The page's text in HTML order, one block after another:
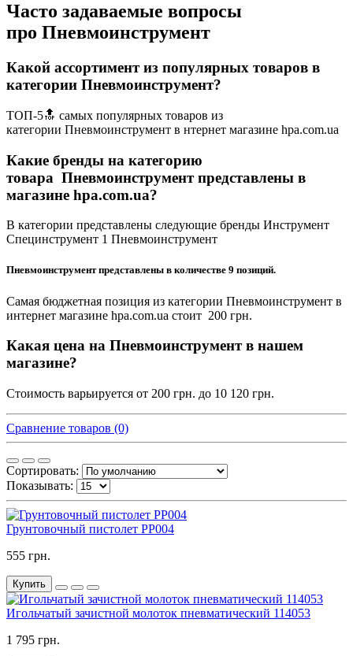
Часто задаваемые вопросы
про Пневмоинструмент
Какой ассортимент из популярных товаров в
категории Пневмоинструмент?
ТОП-5🔝 самых популярных товаров из
категории Пневмоинструмент в нтернет магазине hpa.com.ua
Какие бренды на категорию
товара Пневмоинструмент представлены в
магазине hpa.com.ua?
В категории представлены следующие бренды Инструмент
Специнструмент 1 Пневмоинструмент
Пневмоинструмент представлены в количестве 9 позиций.
Самая бюджетная позиция из категории Пневмоинструмент в
интернет магазине hpa.com.ua стоит 200 грн.
Какая цена на Пневмоинструмент в нашем
магазине?
Стоимость варьируется от 200 грн. до 10 120 грн.
Сравнение товаров (0)
Сортировать:
Показывать:
Грунтовочный пистолет PP004
555 грн.
Купить
Игольчатый зачистной молоток пневматический 114053
1 795 грн.